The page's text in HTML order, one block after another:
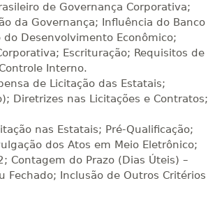
Visualizar
ELETRÔNICO
R$ 1.883,61
Matricular
Visualizar
ELETRÔNICO
Matricular
Visualizar
ELETRÔNICO
R$ 2.082,12
Matricular
R$ 2.240,16
de Governança Corporativa;
da Governança; Influência do Banco
Desenvolvimento Econômico;
Escrituração; Requisitos de
Interno.
de Licitação das Estatais;
Diretrizes nas Licitações e Contratos;
nas Estatais; Pré-Qualificação;
dos Atos em Meio Eletrônico;
Contagem do Prazo (Dias Úteis) –
Fechado; Inclusão de Outros Critérios